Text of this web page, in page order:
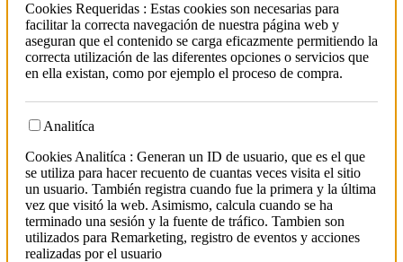
Cookies Requeridas : Estas cookies son necesarias para
facilitar la correcta navegación de nuestra página web y
aseguran que el contenido se carga eficazmente permitiendo la
correcta utilización de las diferentes opciones o servicios que
en ella existan, como por ejemplo el proceso de compra.
Analitíca
Cookies Analitíca : Generan un ID de usuario, que es el que
se utiliza para hacer recuento de cuantas veces visita el sitio
un usuario. También registra cuando fue la primera y la última
vez que visitó la web. Asimismo, calcula cuando se ha
terminado una sesión y la fuente de tráfico. Tambien son
utilizados para Remarketing, registro de eventos y acciones
realizadas por el usuario